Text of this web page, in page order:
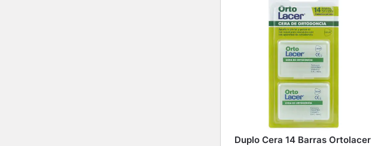
Duplo Cera 14 Barras Ortolacer